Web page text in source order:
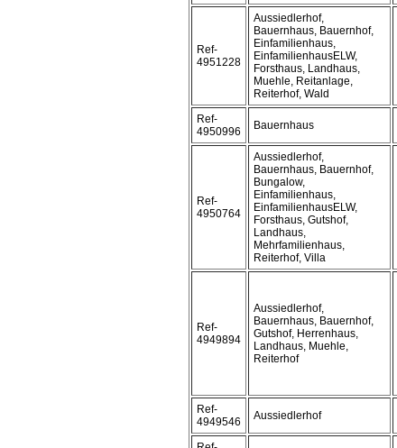
Ref-
4951228
Aussiedlerhof,
Bauernhaus, Bauernhof,
Einfamilienhaus,
EinfamilienhausELW,
Forsthaus, Landhaus,
Muehle, Reitanlage,
Reiterhof, Wald
Ref-
4950996
Bauernhaus
Ref-
4950764
Aussiedlerhof,
Bauernhaus, Bauernhof,
Bungalow,
Einfamilienhaus,
EinfamilienhausELW,
Forsthaus, Gutshof,
Landhaus,
Mehrfamilienhaus,
Reiterhof, Villa
Ref-
4949894
Aussiedlerhof,
Bauernhaus, Bauernhof,
Gutshof, Herrenhaus,
Landhaus, Muehle,
Reiterhof
Ref-
4949546
Aussiedlerhof